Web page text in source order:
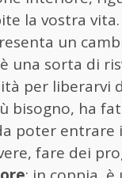
la vostra
un
una sorta di
per liberarvi
bisogno, ha
poter entrare
fare dei